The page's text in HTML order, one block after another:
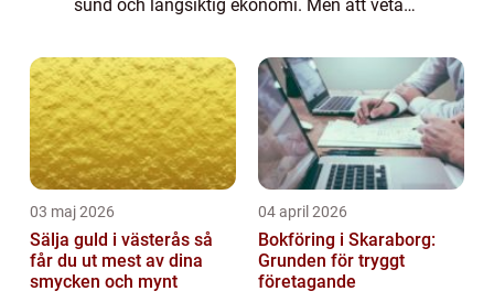
sund och långsiktig ekonomi. Men att veta
utmaning. I denna artikel kommer vi...
03 maj 2026
Sälja guld i västerås så
får du ut mest av dina
smycken och mynt
04 april 2026
Bokföring i Skaraborg:
Grunden för tryggt
företagande